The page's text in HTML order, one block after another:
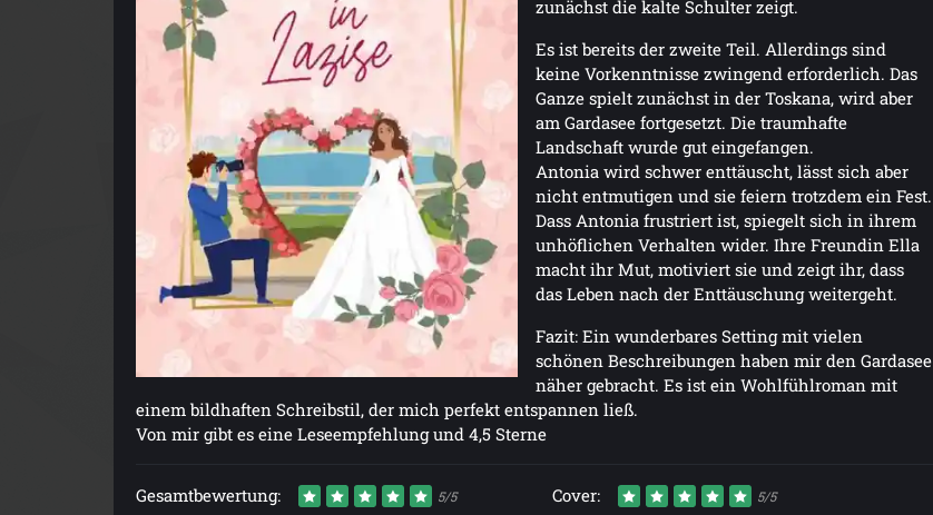
zunächst die kalte Schulter zeigt.
Es ist bereits der zweite Teil. Allerdings sind
keine Vorkenntnisse zwingend erforderlich. Das
Ganze spielt zunächst in der Toskana, wird aber
am Gardasee fortgesetzt. Die traumhafte
Landschaft wurde gut eingefangen.
Antonia wird schwer enttäuscht, lässt sich aber
nicht entmutigen und sie feiern trotzdem ein Fest.
Dass Antonia frustriert ist, spiegelt sich in ihrem
unhöflichen Verhalten wider. Ihre Freundin Ella
macht ihr Mut, motiviert sie und zeigt ihr, dass
das Leben nach der Enttäuschung weitergeht.
Fazit: Ein wunderbares Setting mit vielen
schönen Beschreibungen haben mir den Gardasee
näher gebracht. Es ist ein Wohlfühlroman mit
einem bildhaften Schreibstil, der mich perfekt entspannen ließ.
Von mir gibt es eine Leseempfehlung und 4,5 Sterne
Gesamtbewertung: 5/5 Cover: 5/5